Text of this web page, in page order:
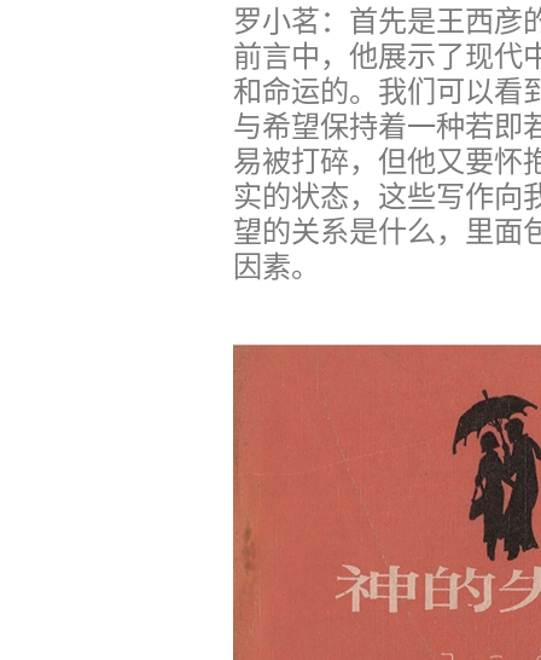
罗小茗：首先是王西彦
前言中，他展示了现代
和命运的。我们可以看
与希望保持着一种若即
易被打碎，但他又要怀
实的状态，这些写作向
望的关系是什么，里面
因素。